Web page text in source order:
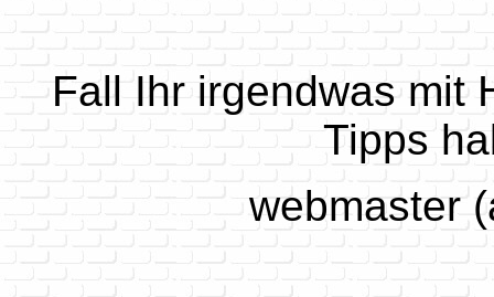
Fall Ihr irgendwas mit
Tipps
webmaster